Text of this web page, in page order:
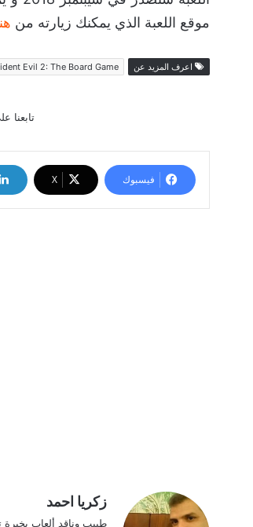
موقع اللعبة الذي يمكنك زيارته من
اعرف المزيد عن Evil 2: The Board Game
تابعنا
فيسبوك ‫X
زكريا احمد